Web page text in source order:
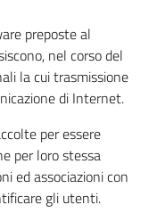
preposte al
nel corso del
la cui trasmissione
di Internet.
per essere
per loro stessa
ed associazioni con
gli utenti.